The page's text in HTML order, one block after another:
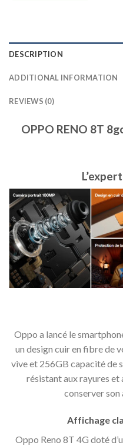
DESCRIPTION
ADDITIONAL INFORMATION
REVIEWS (0)
OPPO RENO 8T
Oppo a lancé le
un design cuir en fibre de
vive et 256GB capacité de
résistant aux rayures et
conserver
Affichage
Oppo Reno 8T 4G doté